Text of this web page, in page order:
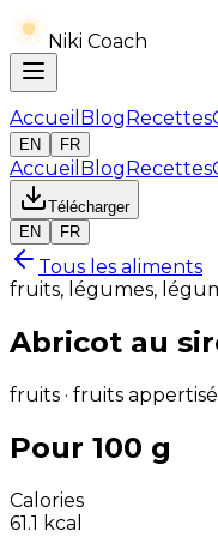
Niki Coach
Accueil BlogRecettes
EN
FR
Accueil BlogRecettes
Télécharger
EN
FR
Tous les aliments
fruits, légumes,
Abricot au
fruits · fruits
Pour 100 g
Calories
61.1 kcal